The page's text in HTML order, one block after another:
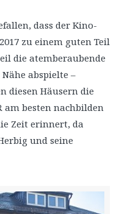
dass der Kino-
zu einem guten Teil
die atemberaubende
abspielte –
diesen Häusern die
am besten nachbilden
Zeit erinnert, da
und seine